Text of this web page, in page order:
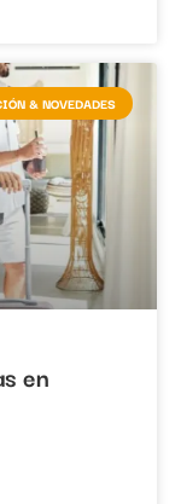
& NOVEDADES
en